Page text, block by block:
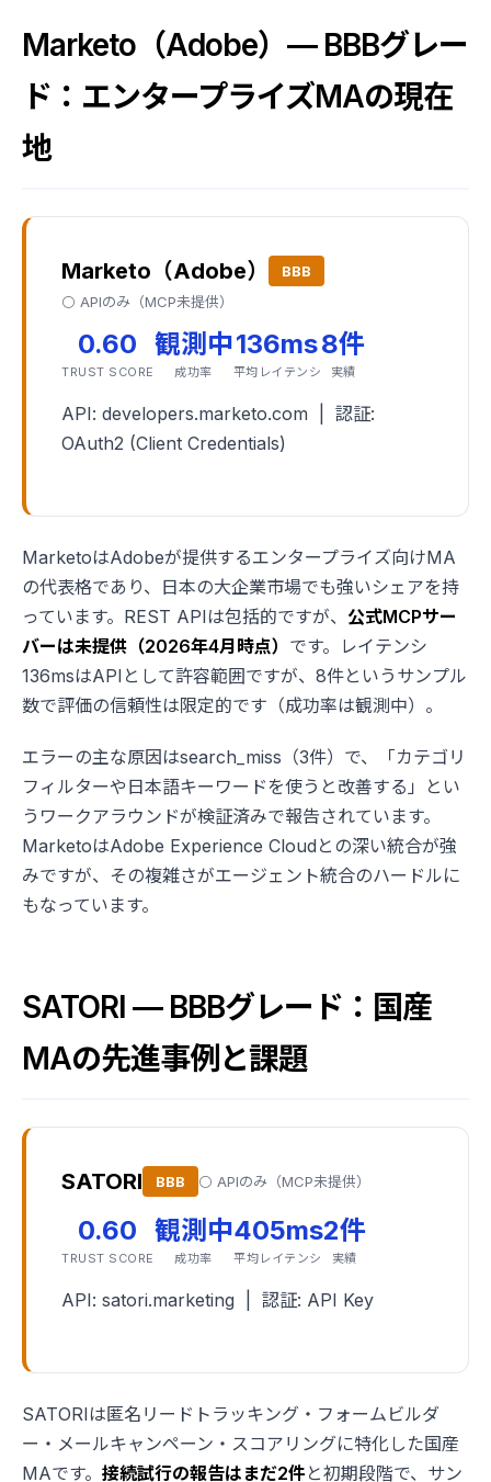
Marketo（Adobe）— BBBグレー
ド：エンタープライズMAの現在
地
Marketo（Adobe）
BBB
⚪ APIのみ（MCP未提供）
0.60
TRUST SCORE
観測中
成功率
136ms
平均レイテンシ
8件
実績
API: developers.marketo.com | 認証:
OAuth2 (Client Credentials)
MarketoはAdobeが提供するエンタープライズ向けMA
の代表格であり、日本の大企業市場でも強いシェアを持
っています。REST APIは包括的ですが、 公式MCPサー
バーは未提供（2026年4月時点） です。レイテンシ
136msはAPIとして許容範囲ですが、8件というサンプル
数で評価の信頼性は限定的です（成功率は観測中）。
エラーの主な原因はsearch_miss（3件）で、「カテゴリ
フィルターや日本語キーワードを使うと改善する」とい
うワークアラウンドが検証済みで報告されています。
MarketoはAdobe Experience Cloudとの深い統合が強
みですが、その複雑さがエージェント統合のハードルに
もなっています。
SATORI — BBBグレード：国産
MAの先進事例と課題
SATORI BBB ⚪ APIのみ（MCP未提供）
0.60
TRUST SCORE
観測中
成功率
405ms
平均レイテンシ
2件
実績
API: satori.marketing | 認証: API Key
SATORIは匿名リードトラッキング・フォームビルダ
ー・メールキャンペーン・スコアリングに特化した国産
MAです。 接続試行の報告はまだ2件と初期段階で、サン